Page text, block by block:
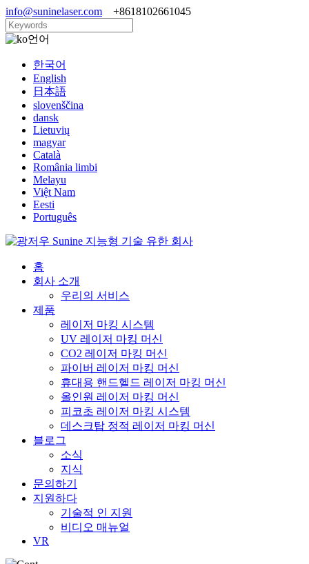
info@suninelaser.com +8618102661045
언어
한국어
English
日本語
slovenščina
dansk
Lietuvių
magyar
Català
România limbi
Melayu
Việt Nam
Eesti
Português
홈
회사 소개
우리의 서비스
제품
레이저 마킹 시스템
UV 레이저 마킹 머신
CO2 레이저 마킹 머신
파이버 레이저 마킹 머신
휴대용 핸드헬드 레이저 마킹 머신
올인원 레이저 마킹 머신
피코초 레이저 마킹 시스템
데스크탑 정적 레이저 마킹 머신
블로그
소식
지식
문의하기
지원하다
기술적 인 지원
비디오 매뉴얼
VR